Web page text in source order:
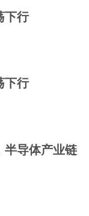
下行
下行
半导体产业链